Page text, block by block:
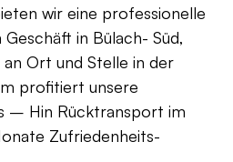
wir eine professionelle
in Bülach- Süd,
Ort und Stelle in der
profitiert unsere
– Hin Rücktransport im
Zufriedenheits-